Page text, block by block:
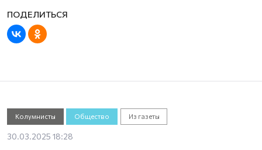
Колумнисты Общество Из газеты
30.03.2025 18:28